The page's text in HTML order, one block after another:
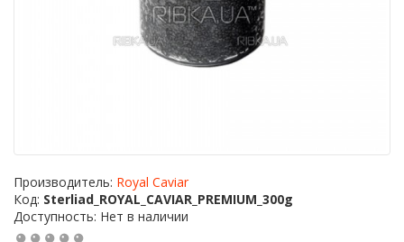
Производитель: Royal Caviar
Код: Sterliad_ROYAL_CAVIAR_PREMIUM_300g
Доступность: Нет в наличии